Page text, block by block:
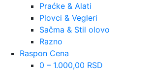
Praćke & Alati
Plovci & Vegleri
Sačma & Stil olovo
Razno
Raspon Cena
0 – 1.000,00 RSD